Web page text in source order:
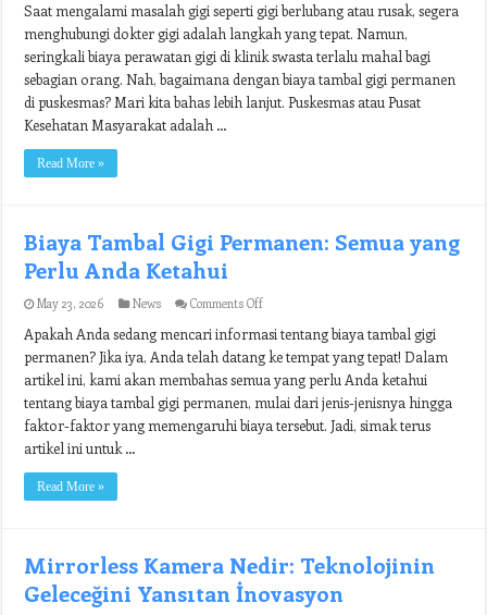
Tambal
Gigi
Permanen
di
Puskesmas:
Harga
Terjangkau
Saat mengalami masalah gigi seperti gigi berlubang atau rusak, segera
menghubungi dokter gigi adalah langkah yang tepat. Namun,
seringkali biaya perawatan gigi di klinik swasta terlalu mahal bagi
sebagian orang. Nah, bagaimana dengan biaya tambal gigi permanen
di puskesmas? Mari kita bahas lebih lanjut. Puskesmas atau Pusat
Kesehatan Masyarakat adalah …
Read More »
Biaya Tambal Gigi Permanen: Semua yang
Perlu Anda Ketahui
May 23, 2026 News Comments Offon
Tambal
Gigi
Permanen:
Semua
yang
Anda
Apakah Anda sedang mencari informasi tentang biaya tambal gigi
permanen? Jika iya, Anda telah datang ke tempat yang tepat! Dalam
artikel ini, kami akan membahas semua yang perlu Anda ketahui
tentang biaya tambal gigi permanen, mulai dari jenis-jenisnya hingga
faktor-faktor yang memengaruhi biaya tersebut. Jadi, simak terus
artikel ini untuk …
Read More »
Mirrorless Kamera Nedir: Teknolojinin
Geleceğini Yansıtan İnovasyon